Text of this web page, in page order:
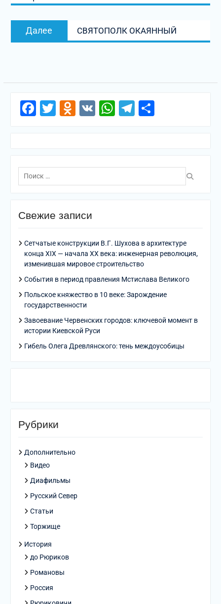
Далее
запись:
СВЯТОПОЛК ОКАЯННЫЙ
Facebook
Twitter
Odnoklassniki
VKWhatsApp
Telegram
Поиск
по:
Свежие записи
Сетчатые конструкции В.Г. Шухова в архитектуре
конца XIX — начала XX века: инженерная революция,
изменившая мировое строительство
События в период правления Мстислава Великого
Польское княжество в 10 веке: Зарождение
государственности
Завоевание Червенских городов: ключевой момент в
истории Киевской Руси
Гибель Олега Древлянского: тень междоусобицы
Рубрики
Дополнительно
Видео
Диафильмы
Русский Север
Статьи
Торжище
История
до Рюриков
Романовы
Россия